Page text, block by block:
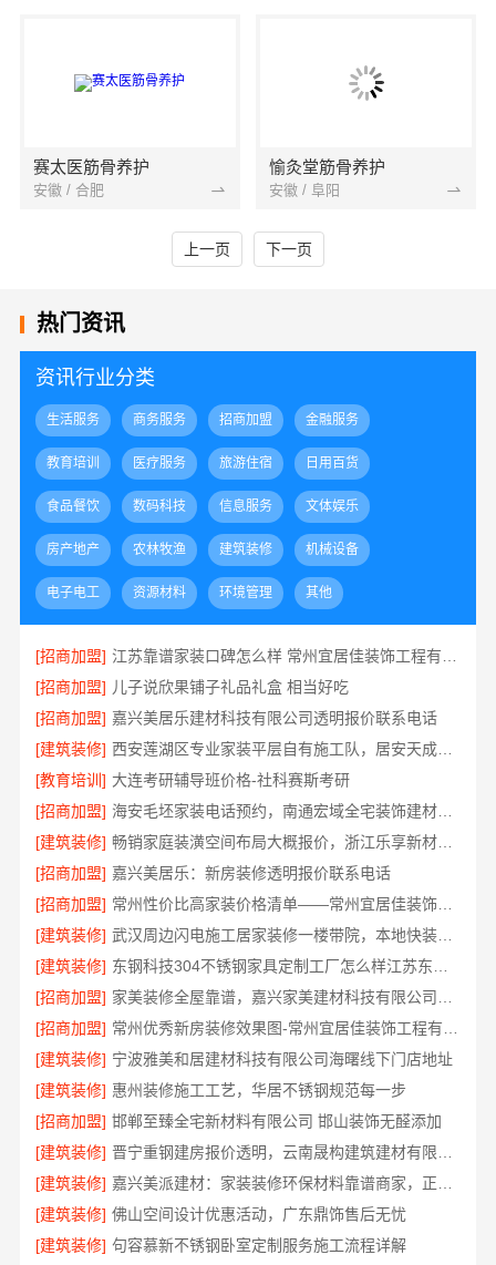
赛太医筋骨养护
安徽 / 合肥
愉灸堂筋骨养护
安徽 / 阜阳
上一页 下一页
热门资讯
资讯行业分类
生活服务 商务服务 招商加盟 金融服务
教育培训 医疗服务 旅游住宿 日用百货
食品餐饮 数码科技 信息服务 文体娱乐
房产地产 农林牧渔 建筑装修 机械设备
电子电工 资源材料 环境管理 其他
[招商加盟]
[招商加盟] 儿子说欣果铺子礼品礼盒 相当好吃
[招商加盟] 嘉兴美居乐建材科技有限公司透明报价联系电话
[建筑装修]
西安莲湖区专业家装平层自有施工队，居安天成建筑工程有限责任公司
[教育培训] 大连考研辅导班价格-社科赛斯考研
[招商加盟]
海安毛坯家装电话预约，南通宏域全宅装饰建材免费设计
[建筑装修]
畅销家庭装潢空间布局大概报价，浙江乐享新材料有限公司透明报价
[招商加盟] 嘉兴美居乐：新房装修透明报价联系电话
[招商加盟]
常州性价比高家装价格清单——常州宜居佳装饰工程有限公司分享
[建筑装修]
武汉周边闪电施工居家装修一楼带院，本地快装（湖北）科技有限公司
[建筑装修]
[招商加盟]
[招商加盟]
[建筑装修] 宁波雅美和居建材科技有限公司海曙线下门店地址
[建筑装修] 惠州装修施工工艺，华居不锈钢规范每一步
[招商加盟] 邯郸至臻全宅新材料有限公司 邯山装饰无醛添加
[建筑装修]
[建筑装修]
[建筑装修] 佛山空间设计优惠活动，广东鼎饰售后无忧
[建筑装修] 句容慕新不锈钢卧室定制服务施工流程详解